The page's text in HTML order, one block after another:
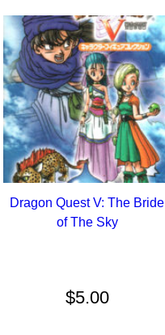
Dragon Quest V: The Bride
of The Sky
$5.00